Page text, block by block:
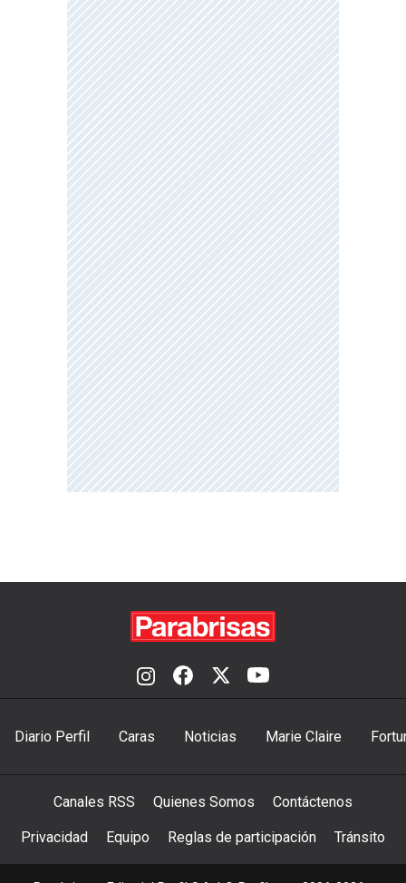
Diario Perfil Caras Noticias Marie Claire
Canales RSS Quienes Somos Contáctenos
Privacidad Equipo Reglas de participación Tránsito